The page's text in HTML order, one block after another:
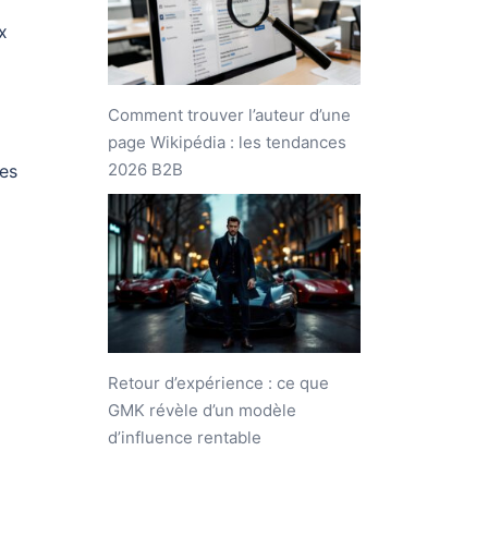
Comment trouver l’auteur d’une
page Wikipédia : les tendances
2026 B2B
Retour d’expérience : ce que
GMK révèle d’un modèle
d’influence rentable